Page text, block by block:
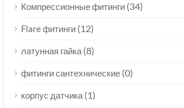
Компрессионные фитинги (34)
Flare фитинги (12)
латунная гайка (8)
фитинги сантехнические (0)
корпус датчика (1)